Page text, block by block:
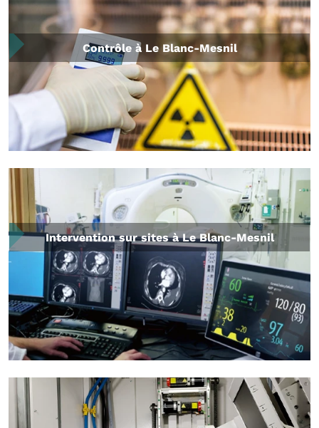
Contrôle à Le Blanc-Mesnil
Intervention sur sites à Le Blanc-Mesnil